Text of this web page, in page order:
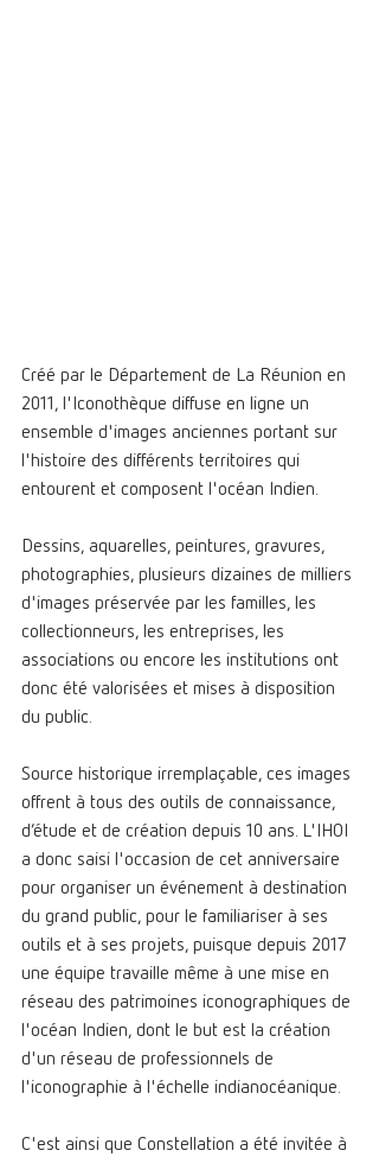
Créé par le Département de La Réunion en
2011, l'Iconothèque diffuse en ligne un
ensemble d'images anciennes portant sur
l'histoire des différents territoires qui
entourent et composent l'océan Indien.
Dessins, aquarelles, peintures, gravures,
photographies, plusieurs dizaines de milliers
d'images préservée par les familles, les
collectionneurs, les entreprises, les
associations ou encore les institutions ont
donc été valorisées et mises à disposition
du public.
Source historique irremplaçable, ces images
offrent à tous des outils de connaissance,
d’étude et de création depuis 10 ans. L'IHOI
a donc saisi l'occasion de cet anniversaire
pour organiser un événement à destination
du grand public, pour le familiariser à ses
outils et à ses projets, puisque depuis 2017
une équipe travaille même à une mise en
réseau des patrimoines iconographiques de
l'océan Indien, dont le but est la création
d'un réseau de professionnels de
l'iconographie à l'échelle indianocéanique.
C'est ainsi que Constellation a été invitée à